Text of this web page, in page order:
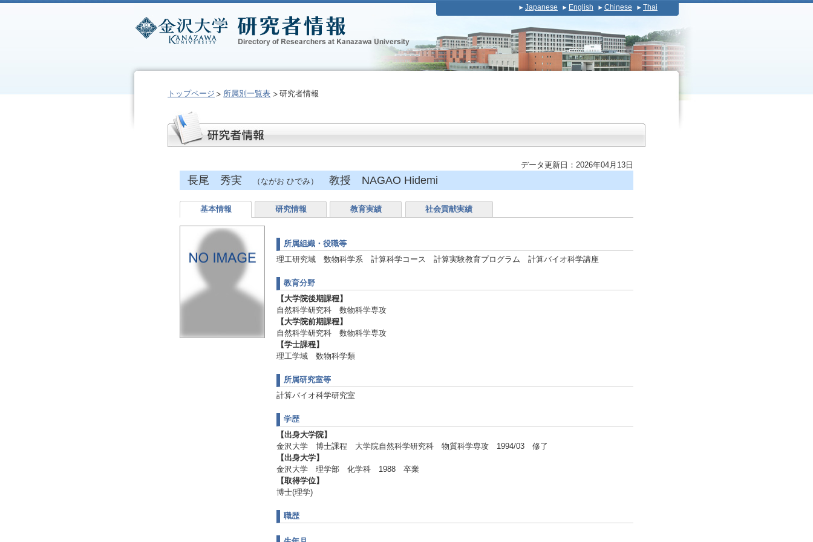
Japanese English Chinese Thai
トップページ 所属別一覧表 研究者情報
データ更新日：2026年04月13日
長尾 秀実 （ながお ひでみ） 教授 NAGAO Hidemi
基本情報 研究情報 教育実績 社会貢献実績
所属組織・役職等
理工研究域 数物科学系 計算科学コース 計算実験教育プログラム 計算バイオ科学講座
教育分野
【大学院後期課程】
自然科学研究科 数物科学専攻
【大学院前期課程】
自然科学研究科 数物科学専攻
【学士課程】
理工学域 数物科学類
所属研究室等
計算バイオ科学研究室
学歴
【出身大学院】
金沢大学 博士課程 大学院自然科学研究科 物質科学専攻 1994/03 修了
【出身大学】
金沢大学 理学部 化学科 1988 卒業
【取得学位】
博士(理学)
職歴